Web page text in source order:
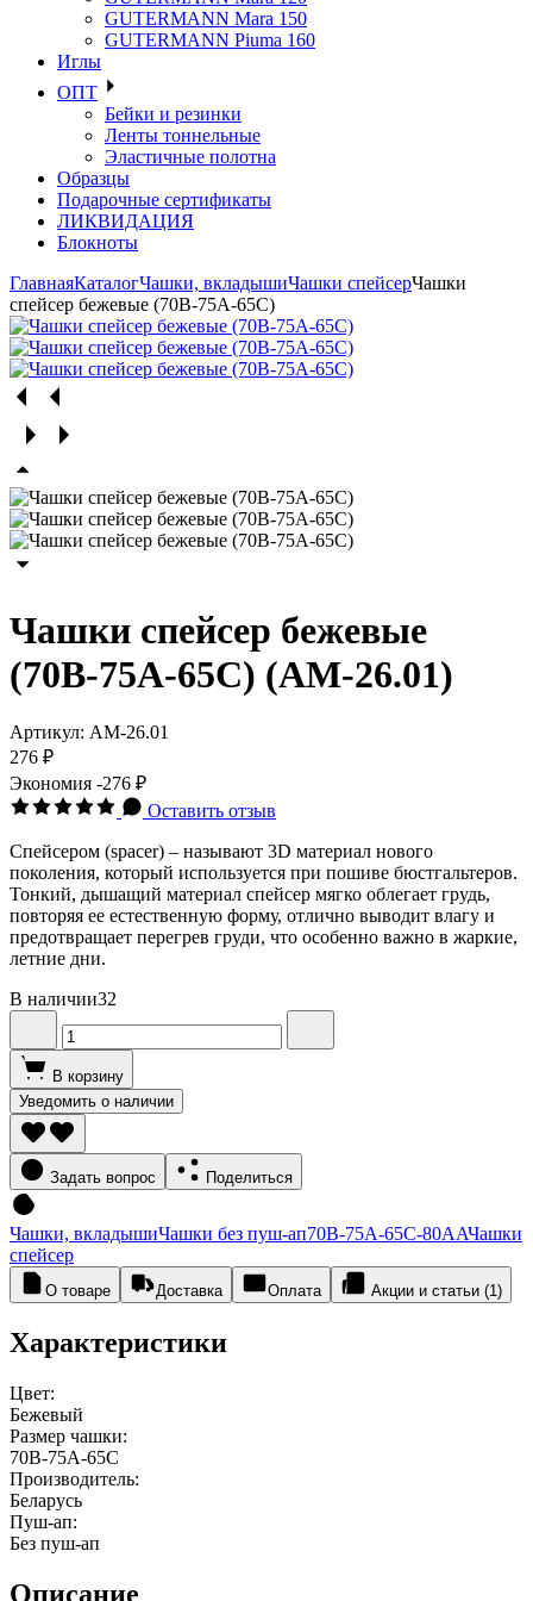
GUTERMANN Mara 150
GUTERMANN Piuma 160
Иглы
ОПТ
Бейки и резинки
Ленты тоннельные
Эластичные полотна
Образцы
Подарочные сертификаты
ЛИКВИДАЦИЯ
Блокноты
ГлавнаяКаталогЧашки, вкладышиЧашки спейсерЧашки
спейсер бежевые (70В-75А-65С)
Чашки спейсер бежевые
(70В-75А-65С) (АМ-26.01)
Артикул: АМ-26.01
276 ₽
Экономия -276 ₽
Оставить отзыв
Спейсером (spacer) – называют 3D материал нового
поколения, который используется при пошиве бюстгальтеров.
Тонкий, дышащий материал спейсер мягко облегает грудь,
повторяя ее естественную форму, отлично выводит влагу и
предотвращает перегрев груди, что особенно важно в жаркие,
летние дни.
В наличии32
В корзину
Уведомить о наличии
Задать вопрос Поделиться
Чашки, вкладышиЧашки без пуш-ап70В-75А-65С-80ААЧашки
спейсер
О товаре Доставка Оплата Акции и статьи (1)
Характеристики
Цвет:
Бежевый
Размер чашки:
70В-75А-65С
Производитель:
Беларусь
Пуш-ап:
Без пуш-ап
Описание